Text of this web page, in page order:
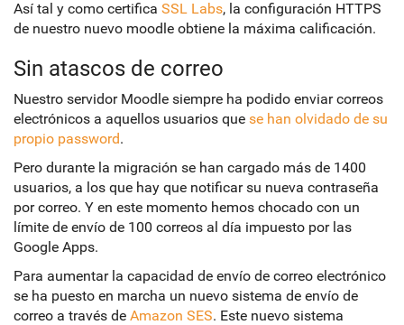
Así tal y como certifica SSL Labs, la configuración HTTPS
de nuestro nuevo moodle obtiene la máxima calificación.
Sin atascos de correo
Nuestro servidor Moodle siempre ha podido enviar correos
electrónicos a aquellos usuarios que se han olvidado de su
propio password.
Pero durante la migración se han cargado más de 1400
usuarios, a los que hay que notificar su nueva contraseña
por correo. Y en este momento hemos chocado con un
límite de envío de 100 correos al día impuesto por las
Google Apps.
Para aumentar la capacidad de envío de correo electrónico
se ha puesto en marcha un nuevo sistema de envío de
correo a través de Amazon SES. Este nuevo sistema